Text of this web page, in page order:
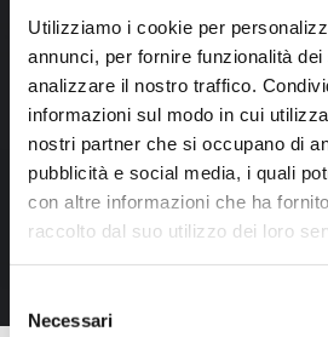
Utilizziamo i cookie per
annunci, per fornire funzionalità
analizzare il nostro traffico.
informazioni sul modo in cui
nostri partner che si occupano di
pubblicità e social media, i quali
con altre informazioni che ha
raccolto dal suo utilizzo dei loro
delNecessari